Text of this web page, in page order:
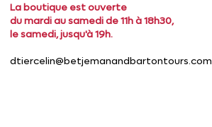
La boutique est ouverte
du mardi au samedi de 11h à 18h30,
le samedi, jusqu'à 19h.
dtiercelin@betjemanandbartontours.com